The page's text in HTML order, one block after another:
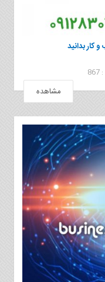
کار بدانید
مشاهده